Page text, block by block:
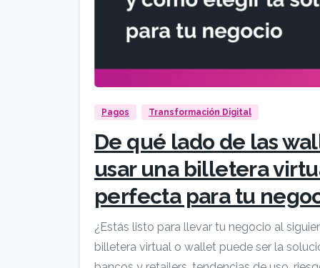
Pagos Transformación Digital
De qué lado de las
usar una billetera
perfecta para tu
¿Estás listo para llevar tu negocio al
billetera virtual o wallet puede ser la